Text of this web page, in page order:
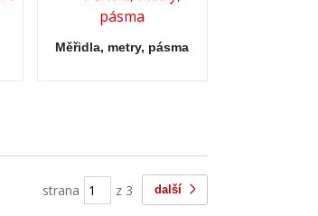
Měřidla, metry, pásma
strana z 3 další